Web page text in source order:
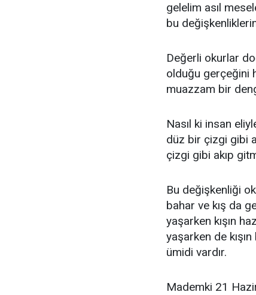
gelelim asıl
bu
Değerli okurlar
olduğu gerçeğini
muazzam bir
Nasıl ki insan
düz bir çizgi gibi
çizgi gibi akıp
Bu değişkenliği
bahar ve kış da
yaşarken kışın
yaşarken de
ümidi vardır.
Mademki 21